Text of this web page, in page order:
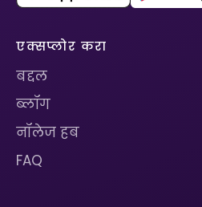
एक्सप्लोर करा
बद्दल
ब्लॉग
नॉलेज हब
FAQ